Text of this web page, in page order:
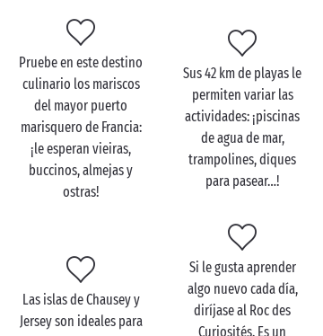
Visite Granville en pareja
A lo largo de las extensas playas arenosas de
Normandía, los caminos señalizados del GR 223 “El
Sendero de los Aduaneros” le llevarán al Monte
Saint-Michel o, para los más deportistas, a Le Havre,
una ciudad declarada Patrimonio de la Humanidad
por la UNESCO. ¡Cambie de aires
en pareja, a pie, a
bonito de Francia” con paisajes espectaculares!
Para los apasionados de la moda, la casa de la
infancia de Christian Dior es una visita
imprescindible. Es el único museo dedicado a un
Pruebe en este destino
culinario los mariscos
del mayor puerto
marisquero de Francia:
¡le esperan vieiras,
buccinos, almejas y
ostras!
Sus 42 km de playas le
permiten variar las
actividades: ¡piscinas
de agua de mar,
trampolines, diques
para pasear…!
Las islas de Chausey y
Jersey son ideales para
Si le gusta aprender
algo nuevo cada día,
diríjase al Roc des
Curiosités. Es un